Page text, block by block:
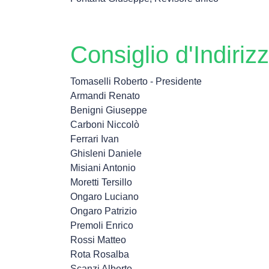
Consiglio
Tomaselli Roberto - Presidente
Armandi Renato
Benigni Giuseppe
Carboni Niccolò
Ferrari Ivan
Ghisleni Daniele
Misiani Antonio
Moretti Tersillo
Ongaro Luciano
Ongaro Patrizio
Premoli Enrico
Rossi Matteo
Rota Rosalba